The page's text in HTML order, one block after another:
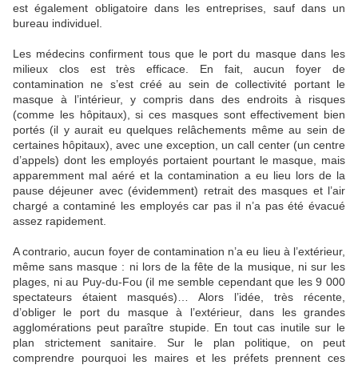
est également obligatoire dans les entreprises, sauf dans un
bureau individuel.
Les médecins confirment tous que le port du masque dans les
milieux clos est très efficace. En fait, aucun foyer de
contamination ne s’est créé au sein de collectivité portant le
masque à l’intérieur, y compris dans des endroits à risques
(comme les hôpitaux), si ces masques sont effectivement bien
portés (il y aurait eu quelques relâchements même au sein de
certaines hôpitaux), avec une exception, un call center (un centre
d’appels) dont les employés portaient pourtant le masque, mais
apparemment mal aéré et la contamination a eu lieu lors de la
pause déjeuner avec (évidemment) retrait des masques et l’air
chargé a contaminé les employés car pas il n’a pas été évacué
assez rapidement.
A contrario, aucun foyer de contamination n’a eu lieu à l’extérieur,
même sans masque : ni lors de la fête de la musique, ni sur les
plages, ni au Puy-du-Fou (il me semble cependant que les 9 000
spectateurs étaient masqués)… Alors l’idée, très récente,
d’obliger le port du masque à l’extérieur, dans les grandes
agglomérations peut paraître stupide. En tout cas inutile sur le
plan strictement sanitaire. Sur le plan politique, on peut
comprendre pourquoi les maires et les préfets prennent ces